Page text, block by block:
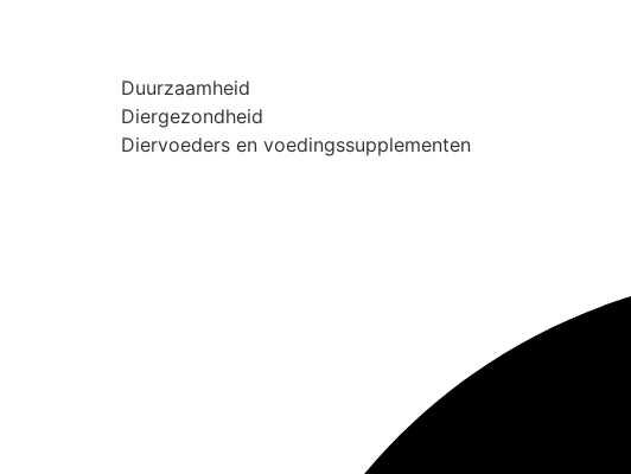
Duurzaamheid
Diergezondheid
Diervoeders en voedingssupplementen